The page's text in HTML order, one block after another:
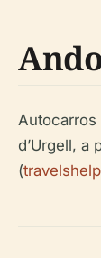
Autocarros
d’Urgell, a
(